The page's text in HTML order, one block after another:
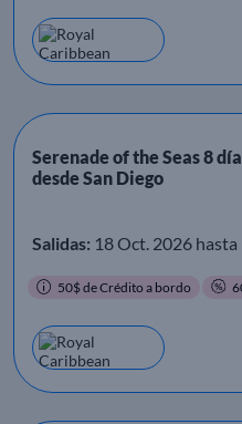
Serenade of the Seas 8
desde San Diego
Salidas: 18 Oct. 2026
50$ de Crédito a bordo